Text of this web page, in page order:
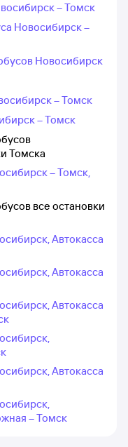
– Томск
Новосибирск –
Новосибирск
– Томск
– Томск
Томска
– Томск,
все остановки
Автокасса
Автокасса
Автокасса
Автокасса
– Томск